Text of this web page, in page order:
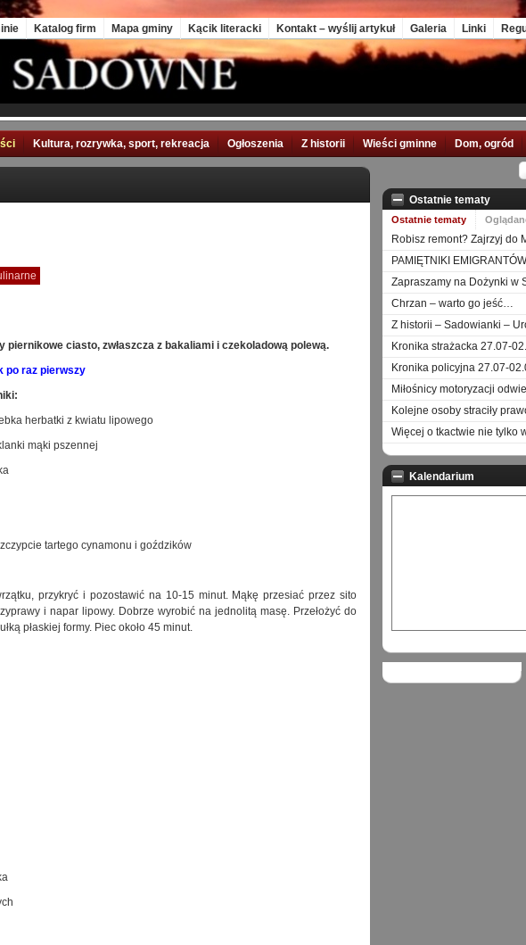
Katalog firm Mapa gminy Kącik literacki Kontakt – wyślij artykuł Galeria Linki
Kultura, rozrywka, sport, rekreacja Ogłoszenia Z historii Wieści gminne Dom, ogród
piernikowe ciasto, zwłaszcza z bakaliami i czekoladową polewą.
po raz pierwszy
herbatki z kwiatu lipowego
mąki pszennej
tartego cynamonu i goździków
przykryć i pozostawić na 10-15 minut. Mąkę przesiać przez sito
i napar lipowy. Dobrze wyrobić na jednolitą masę. Przełożyć do
płaskiej formy. Piec około 45 minut.
Ostatnie tematy
Ostatnie tematy
Robisz remont? Zajrzyj do
PAMIĘTNIKI
Zapraszamy na Dożynki w
Chrzan – warto go jeść…
Z historii – Sadowianki –
Kronika strażacka 27.07-
Kronika policyjna 27.07-
Miłośnicy motoryzacji
Kolejne osoby straciły
Więcej o tkactwie nie tylko
Kalendarium